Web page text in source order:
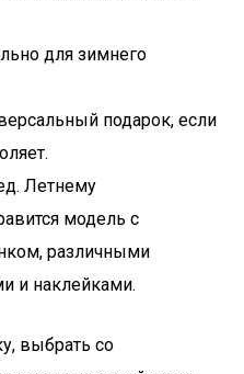
для зимнего
подарок, если
Летнему
модель с
различными
и наклейками.
выбрать со